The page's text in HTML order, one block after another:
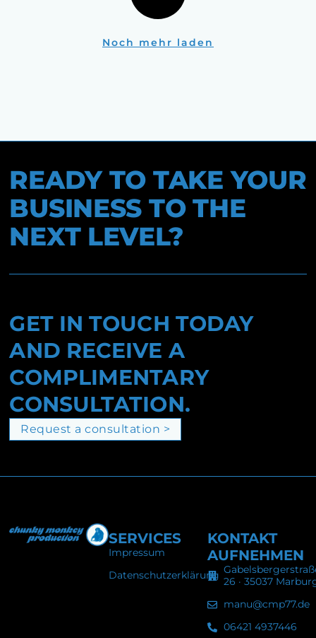
Noch mehr laden
READY TO TAKE YOUR
BUSINESS TO THE
NEXT LEVEL?
GET IN TOUCH TODAY
AND RECEIVE A
COMPLIMENTARY
CONSULTATION.
Request a consultation >
SERVICES
Impressum
Datenschutzerklärung
KONTAKT
AUFNEHMEN
26 · 35037
manu@cmp77.de
06421 4937446